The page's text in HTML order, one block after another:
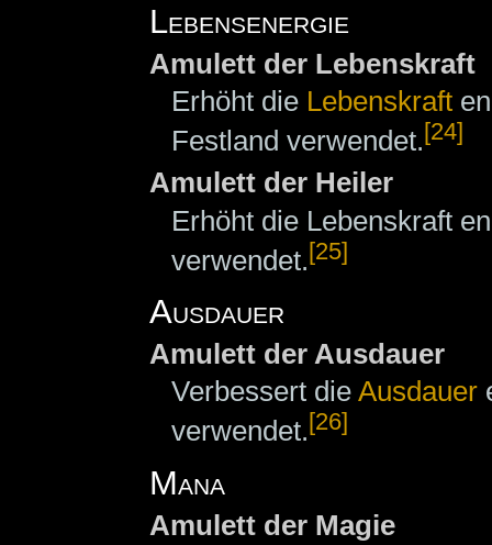
Lebensenergie
Amulett der Lebenskraft
Erhöht die Lebenskraft
Festland verwendet.[24]
Amulett der Heiler
Erhöht die Lebenskraft
verwendet.[25]
Ausdauer
Amulett der Ausdauer
Verbessert die Ausdauer
verwendet.[26]
Mana
Amulett der Magie